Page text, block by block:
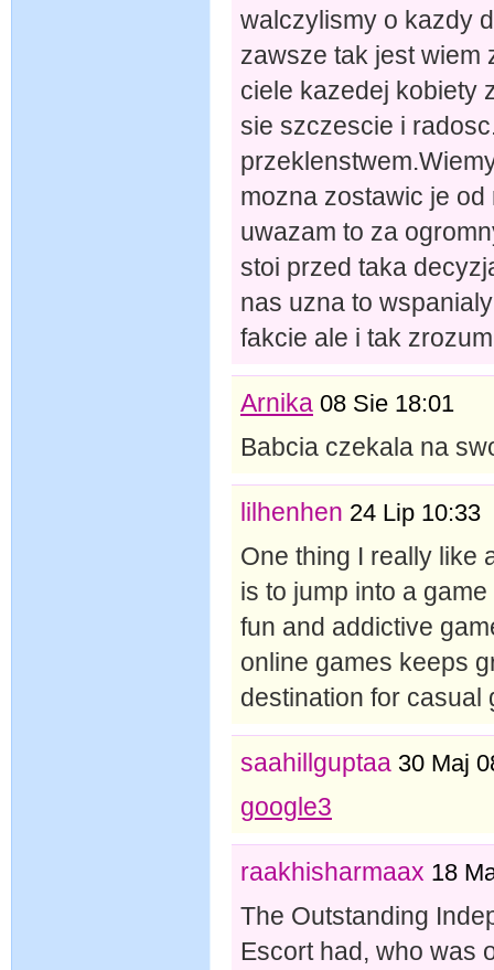
walczylismy o kazdy
zawsze tak jest wiem
ciele kazedej kobiety
sie szczescie i
mozna zostawic je
uwazam to za
stoi przed taka
nas uzna to
fakcie ale i tak
Arnika 08 Sie 18:01
Babcia czekala na
lilhenhen 24 Lip 10:33
One thing I really like
is to jump into a
fun and addictive
online games keeps
destination for casual
saahillguptaa 30 Maj
google3
raakhisharmaax 18
The Outstanding
Escort had, who was